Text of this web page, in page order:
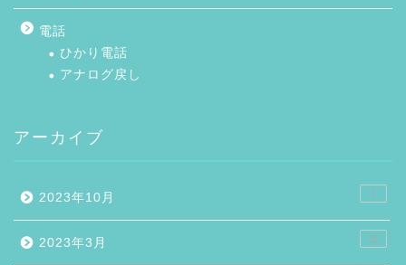
電話
ひかり電話
アナログ戻し
アーカイブ
2023年10月 1
2023年3月 11